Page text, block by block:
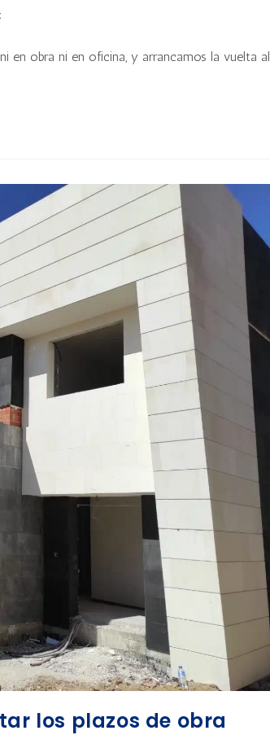
en obra ni en oficina, y arrancamos la vuelta al
los plazos de obra